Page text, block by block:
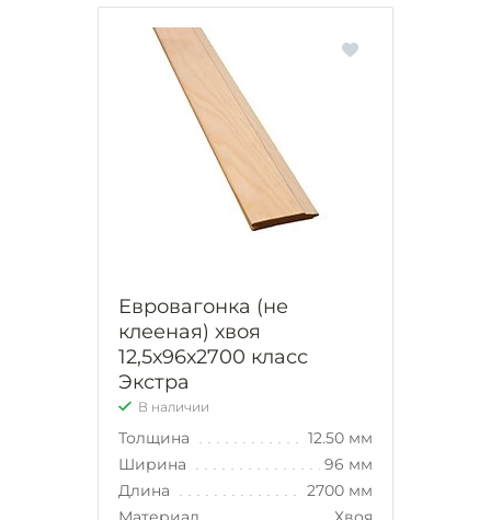
Евровагонка (не
клееная) хвоя
12,5х96х2700 класс
Экстра
В наличии
Толщина
12.50 мм
Ширина
96 мм
Длина
2700 мм